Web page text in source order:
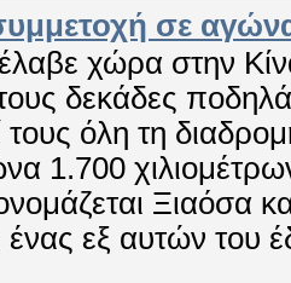
σε
έλαβε χώρα στην
δεκάδες
τους όλη τη
1.700
Ξιαόσα
ένας εξ αυτών του